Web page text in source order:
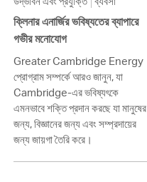
ক্লিনার এনার্জির ভবিষ্যতের ব্যাপারে
গভীর মনোযোগ
Greater Cambridge Energy
প্রোগ্রাম সম্পর্কে আরও জানুন, যা
Cambridge-এর ভবিষ্যৎকে
এমনভাবে শক্তি প্রদান করছে যা মানুষের
জন্য, বিজ্ঞানের জন্য এবং সম্প্রদায়ের
জন্য জায়গা তৈরি করে।